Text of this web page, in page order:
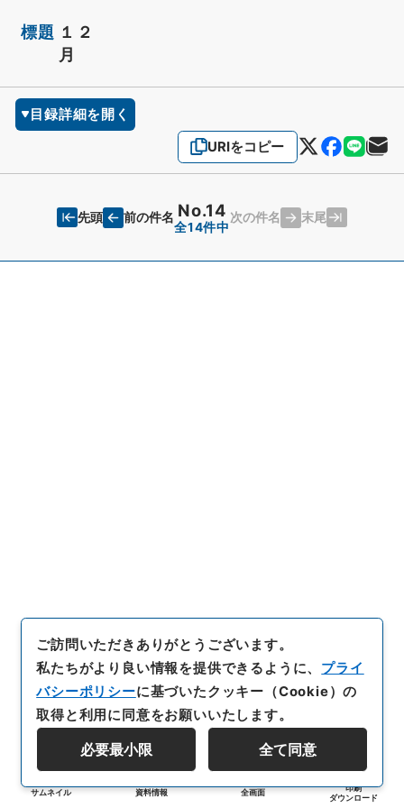
標題 １２
月
目録詳細を開く
URIをコピー
先頭 前の件名 No.14
全14件中
次の件名 末尾
サムネイル 資料情報 全画面
印刷
ダウンロード
ご訪問いただきありがとうございます。
私たちがより良い情報を提供できるように、 プライ
バシーポリシーに基づいたクッキー（Cookie）の
取得と利用に同意をお願いいたします。
必要最小限 全て同意